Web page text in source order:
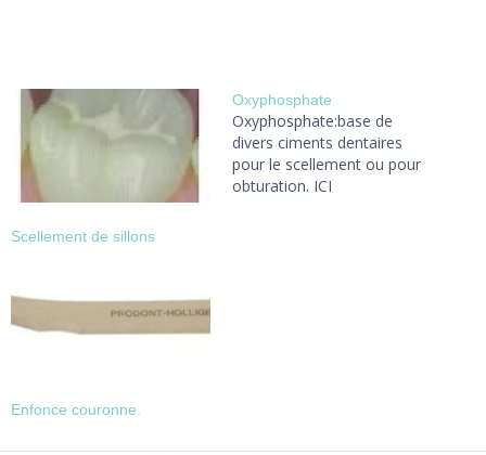
Scellement de sillons
Oxyphosphate
Oxyphosphate:base de
divers ciments dentaires
pour le scellement ou pour
obturation. ICI
Enfonce couronne.